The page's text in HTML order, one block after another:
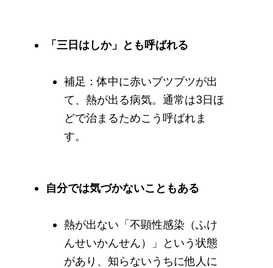
「三日はしか」とも呼ばれる
補足：体中に赤いブツブツが出
て、熱が出る病気。通常は3日ほ
どで治まるためこう呼ばれま
す。
自分では気づかないこともある
熱が出ない「不顕性感染（ふけ
んせいかんせん）」という状態
があり、知らないうちに他人に